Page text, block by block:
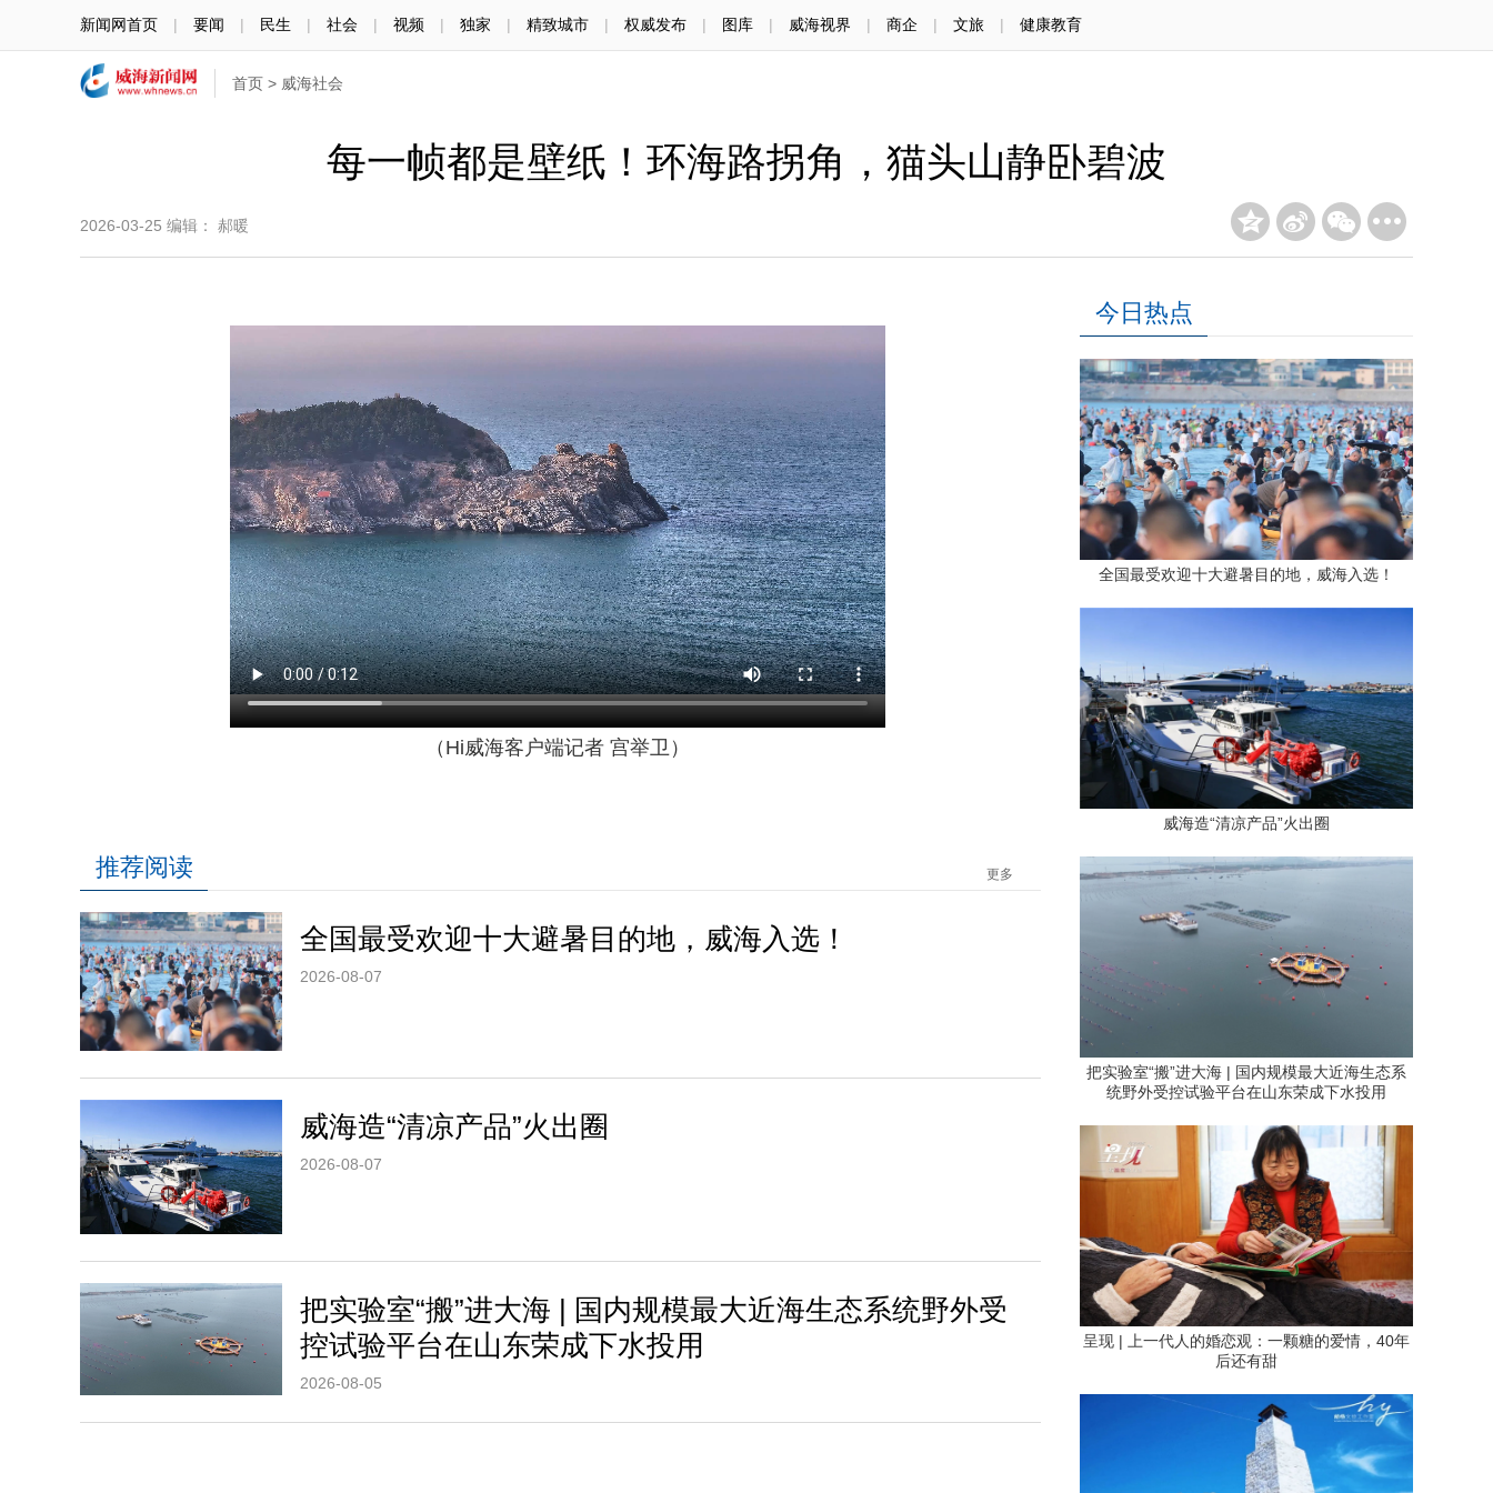
新闻网首页 | 要闻 | 民生 | 社会 | 视频 | 独家 | 精致城市 | 权威发布 | 图库 | 威海视界 | 商企 | 文旅 | 健康教育
首页 > 威海社会
每一帧都是壁纸！环海路拐角，猫头山静卧碧波
2026-03-25 编辑： 郝暖
（Hi威海客户端记者 宫举卫）
推荐阅读 更多
全国最受欢迎十大避暑目的地，威海入选！
2026-08-07
威海造“清凉产品”火出圈
2026-08-07
把实验室“搬”进大海 | 国内规模最大近海生态系统野外受
控试验平台在山东荣成下水投用
2026-08-05
今日热点
全国最受欢迎十大避暑目的地，威海入选！
威海造“清凉产品”火出圈
把实验室“搬”进大海 | 国内规模最大近海生态系
统野外受控试验平台在山东荣成下水投用
呈现 | 上一代人的婚恋观：一颗糖的爱情，40年
后还有甜